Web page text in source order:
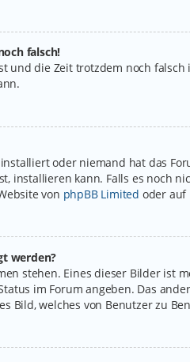
falsch!
die Zeit trotzdem noch
oder niemand hat das
installieren kann. Falls es noch
von phpBB Limited oder auf
werden?
stehen. Eines dieser Bilder ist
im Forum angeben. Das
Bild, welches von Benutzer zu